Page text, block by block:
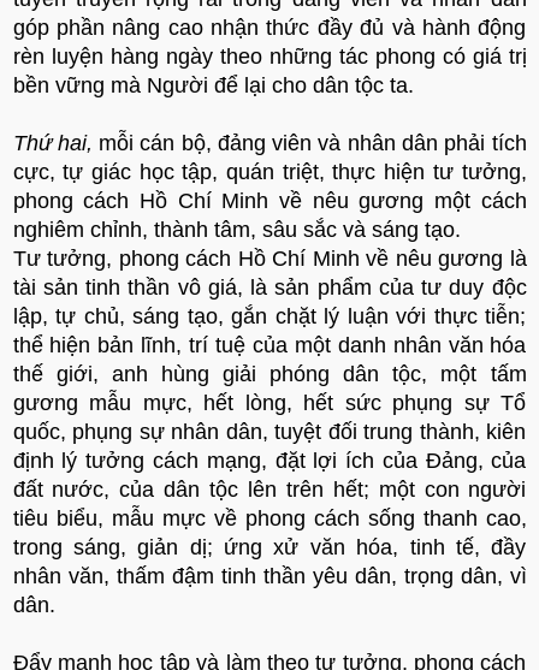
góp phần nâng cao nhận thức đầy đủ và hành động
rèn luyện hàng ngày theo những tác phong có giá trị
bền vững mà Người để lại cho dân tộc ta.
Thứ hai, mỗi cán bộ, đảng viên và nhân dân phải tích
cực, tự giác học tập, quán triệt, thực hiện tư tưởng,
phong cách Hồ Chí Minh về nêu gương một cách
nghiêm chỉnh, thành tâm, sâu sắc và sáng tạo.
Tư tưởng, phong cách Hồ Chí Minh về nêu gương là
tài sản tinh thần vô giá, là sản phẩm của tư duy độc
lập, tự chủ, sáng tạo, gắn chặt lý luận với thực tiễn;
thể hiện bản lĩnh, trí tuệ của một danh nhân văn hóa
thế giới, anh hùng giải phóng dân tộc, một tấm
gương mẫu mực, hết lòng, hết sức phụng sự Tổ
quốc, phụng sự nhân dân, tuyệt đối trung thành, kiên
định lý tưởng cách mạng, đặt lợi ích của Đảng, của
đất nước, của dân tộc lên trên hết; một con người
tiêu biểu, mẫu mực về phong cách sống thanh cao,
trong sáng, giản dị; ứng xử văn hóa, tinh tế, đầy
nhân văn, thấm đậm tinh thần yêu dân, trọng dân, vì
dân.
Đẩy mạnh học tập và làm theo tư tưởng, phong cách